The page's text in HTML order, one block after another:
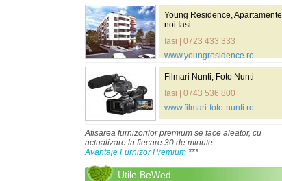
Young Residence, Apartamente
noi Iasi
Iasi | 0723 433 333
www.youngresidence.ro
Filmari Nunti, Foto Nunti
Iasi | 0743 536 800
www.filmari-foto-nunti.ro
Afisarea furnizorilor premium se face aleator, cu
actualizare la fiecare 30 de minute.
Avantaje Furnizor Premium ***
Utile BeWed